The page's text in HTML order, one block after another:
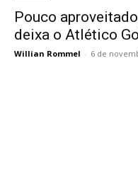
Pouco
deixa o Atlético
Willian Rommel - 6 de